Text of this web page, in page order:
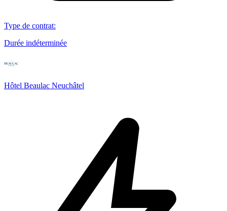
Type de contrat:
Durée indéterminée
Hôtel Beaulac Neuchâtel